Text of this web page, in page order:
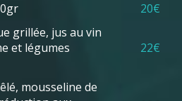
20€
grillée, jus au vin
et légumes
22€
mousseline de